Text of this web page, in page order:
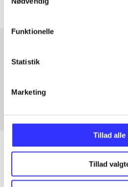
Funktionelle
Statistik
Marketing
Tillad alle
Tillad
Artikler med samme
Artikler